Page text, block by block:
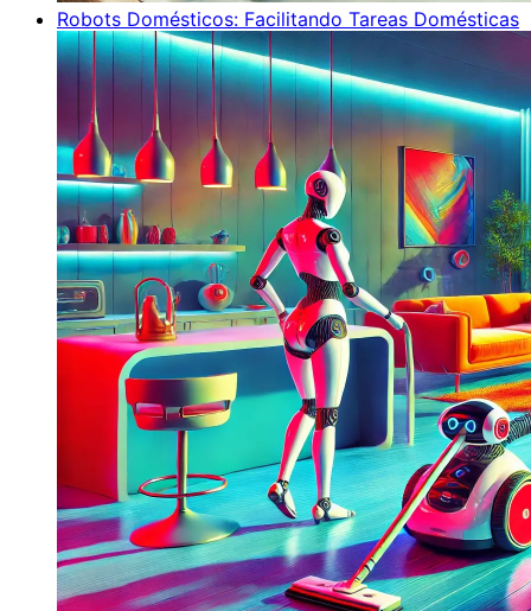
Robots Domésticos: Facilitando Tareas Domésticas